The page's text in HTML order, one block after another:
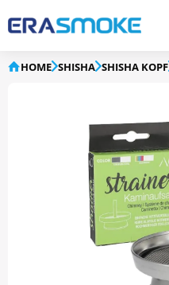
HOME SHISHA SHISHA KOPF